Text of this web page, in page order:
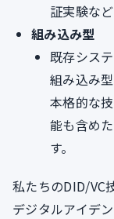
証実験な
組み込み型
既存シス
組み込み
本格的な
能も含め
す。
私たちのDID/VC
デジタルアイデ